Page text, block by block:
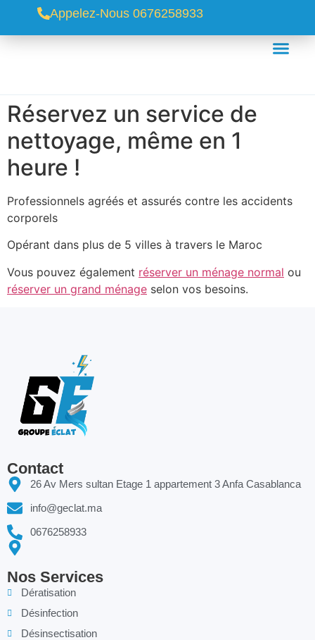
Appelez-Nous 0676258933
Réservez un service de
nettoyage, même en 1
heure !
Professionnels agréés et assurés contre les accidents
corporels
Opérant dans plus de 5 villes à travers le Maroc
Vous pouvez également réserver un ménage normal ou
réserver un grand ménage selon vos besoins.
Contact
26 Av Mers sultan Etage 1 appartement 3 Anfa Casablanca
info@geclat.ma
0676258933
Nos Services
Dératisation
Désinfection
Désinsectisation